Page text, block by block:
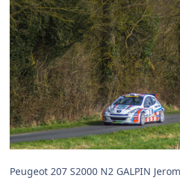
Peugeot 207 S2000 N2 GALPIN